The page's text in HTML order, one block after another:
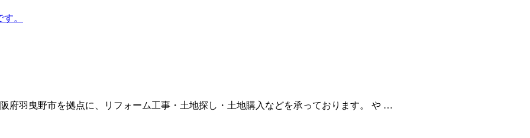
府羽曳野市を拠点に、リフォーム工事・土地探し・土地購入などを承っております。 や …